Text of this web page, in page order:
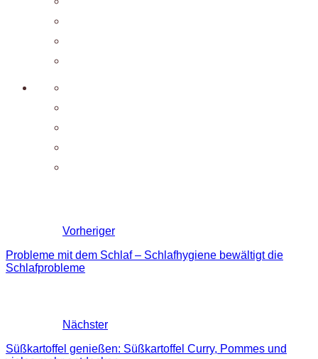
Vorheriger
Probleme mit dem Schlaf – Schlafhygiene bewältigt die
Schlafprobleme
Nächster
Süßkartoffel genießen: Süßkartoffel Curry, Pommes und